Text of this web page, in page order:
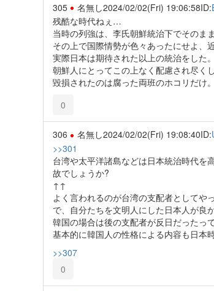
305 名無し2024/02/02(Fri) 19:06:58ID:
残酷な時代ねぇ…
当時の列強は、李氏朝鮮統治下でそのま
その上で国際情勢が色々あったにせよ、
実際日本は期待された以上の統治をした
朝鮮人にとってこの上なく配慮され尽く
毀損されたのは腐った両班のホコリだけ
0
306 名無し2024/02/02(Fri) 19:08:40ID:
>>301
台湾や太平洋諸島などは日本統治時代を
故でしょうか?
↑↑
よく言われるのが台湾の支配者としてや
で、自分たちを文明人にした日本人が良
韓国の場合は後の支配者が反日だったっ
基本的に韓国人の性格による内容も日本
>>307
0